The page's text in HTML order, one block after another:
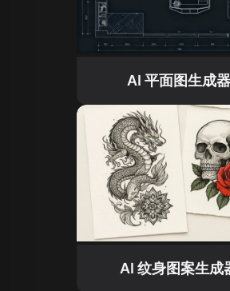
AI 平面图生成器
AI 纹身图案生成